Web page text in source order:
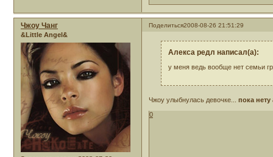
Поделиться2008-08-26 21:51:29
Чжоу Чанг
&Little Angel&
Алекса редл написал(а):
у меня ведь вообще нет семьи
Чжоу улыбнулась девочке...пока
0